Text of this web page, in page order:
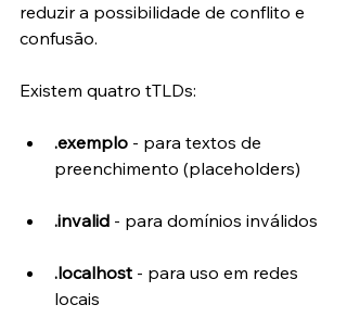
reduzir a possibilidade de conflito e
confusão.
Existem quatro tTLDs:
.exemplo - para textos de
preenchimento (placeholders)
.invalid - para domínios inválidos
.localhost - para uso em redes
locais